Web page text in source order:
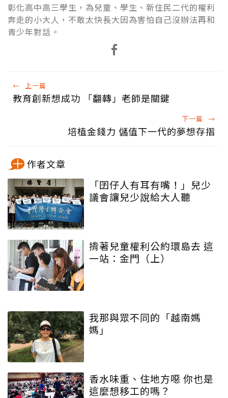
彰化高中高三學生，為兒童、學生、新住民二代的權利
奔走的小大人，不敢太快長大因為害怕自己沒辦法再和
青少年對話。
← 上一篇
教育創新想成功 「翻轉」老師是關鍵
下一篇 →
培植金錢力 儲值下一代的夢想存摺
作者文章
「囝仔人有耳有嘴！」兒少
議會讓兒少說給大人聽
揹著兒童權利公約環島去 這
一站：金門（上）
我那與眾不同的「越南媽
媽」
香水味重、住地方噁 你也是
這麼想移工的嗎？